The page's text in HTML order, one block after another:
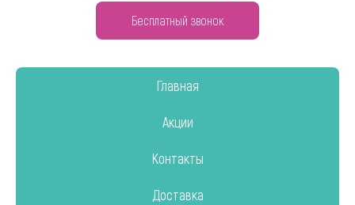
Бесплатный звонок
Главная
Акции
Контакты
Доставка